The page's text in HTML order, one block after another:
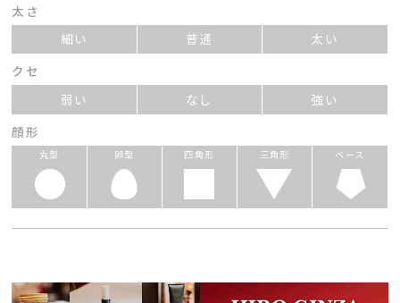
太さ
細い
普通
太い
クセ
弱い
なし
強い
顔形
丸型 卵型 四角形 三角形 ベース